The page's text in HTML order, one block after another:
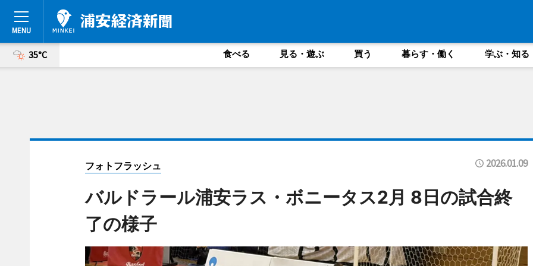
35°C 食べる 見る・遊ぶ 買う 暮らす・働く 学ぶ・知る
フォトフラッシュ 2026.01.09
バルドラール浦安ラス・ボニータス2月 8日の試合終
了の様子